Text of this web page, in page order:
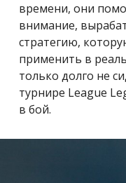
времени, они
внимание,
стратегию,
применить в
только долго не
турнире League
в бой.